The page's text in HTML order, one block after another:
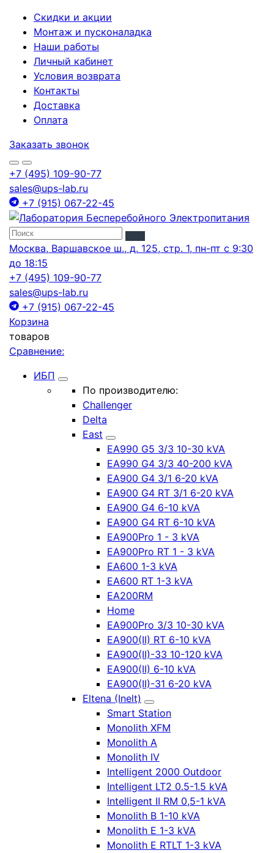
Скидки и акции
Монтаж и пусконаладка
Наши работы
Личный кабинет
Условия возврата
Контакты
Доставка
Оплата
Заказать звонок
+7 (495) 109-90-77
sales@ups-lab.ru
+7 (915) 067-22-45
Москва, Варшавское ш., д. 125, стр. 1, пн-пт с 9:30
до 18:15
+7 (495) 109-90-77
sales@ups-lab.ru
+7 (915) 067-22-45
Корзина
товаров
Сравнение:
ИБП
По производителю:
Challenger
Delta
East
EA990 G5 3/3 10-30 kVA
EA990 G4 3/3 40-200 kVA
EA900 G4 3/1 6-20 kVA
EA900 G4 RT 3/1 6-20 kVA
EA900 G4 6-10 kVA
EA900 G4 RT 6-10 kVA
EA900Pro 1 - 3 kVA
EA900Pro RT 1 - 3 kVA
EA600 1-3 kVA
EA600 RT 1-3 kVA
EA200RM
Home
EA900Pro 3/3 10-30 kVA
EA900(II) RT 6-10 kVA
EA900(II)-33 10-120 kVA
EA900(II) 6-10 kVA
EA900(II)-31 6-20 kVA
Eltena (Inelt)
Smart Station
Monolith XFM
Monolith A
Monolith IV
Intelligent 2000 Outdoor
Intelligent LT2 0.5-1.5 kVA
Intelligent II RM 0,5-1 kVA
Monolith B 1-10 kVA
Monolith E 1-3 kVA
Monolith E RTLT 1-3 kVA